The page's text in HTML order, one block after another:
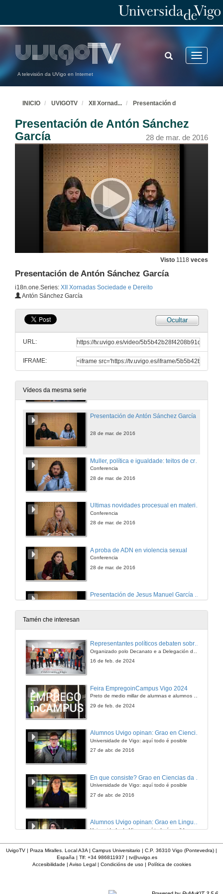
A televisión da UVigo en Internet
Toggle
TOGGLE
SEARCH
INICIO UVIGOTV XII Xornad... Presentación d
Presentación de Antón Sánchez
García
28 de mar. de 2016
Visto 1118 veces
Presentación de Antón Sánchez García
i18n.one.Series: XII Xornadas Sociedade e Dereito
Antón Sánchez García
Ocultar
URL:
IFRAME:
Vídeos da mesma serie
28 de mar. de 2016
As mulleres e a execución de penas privativas de liberdade
Conferencia
28 de mar. de 2016
Quenda de cuestións. As mulleres e a execución de penas privativas de liberdade
Presentación de Antón Sánchez García
28 de mar. de 2016
Conferencia
28 de mar. de 2016
Ultimas novidades procesual en materia de violencia de xénero
Conferencia
28 de mar. de 2016
A proba de ADN en violencia sexual
Conferencia
28 de mar. de 2016
Presentación de Jesus Manuel García Díaz
28 de mar. de 2016
Muller e prensa en España (XVIII-XX)
Conferencia
Conferencia
Tamén che interesan
Representantes políticos debaten sobre educación e xuventude no campus de Pontevedra
16 de feb. de 2024
Feira EmpregoinCampus Vigo 2024
Preto de medio millar de alumnas e alumnos buscan coñecer máis de preto as oportunidades que lles achegan as arredor de medio cento de empresas que participan na edición viguesa da feira. Xunto coa visita aos stands, durante a feria desenvólvense varias actividades complementarias, como obradoiros, conversas, mesas redondas ou o pasaporte de empregabilidade, un espazo no que poderán recibir asesoramento sobre o seu CV.
29 de feb. de 2024
Alumnos Uvigo opinan: Grao en Ciencias da Linguaxe e Estudos Literarios
Universidade de Vigo: aquí todo é posible
27 de abr. de 2016
Universidade de Vigo: aquí todo é posible
27 de abr. de 2016
Alumnos Uvigo opinan: Grao en Linguas Estranxeiras
Universidade de Vigo: aquí todo é posible
UvigoTV | Praza Miralles. Local A3A | Campus Universitario | C.P. 36310 Vigo (Pontevedra) |
España | Tlf: +34 986811937 | tv@uvigo.es
Accesibilidade | Aviso Legal| Condicións de uso| Política de cookies